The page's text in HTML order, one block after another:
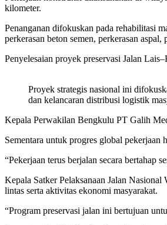
kilometer.
Penanganan difokuskan pada rehabilitasi
perkerasan beton semen, perkerasan
Penyelesaian proyek preservasi Jalan
Proyek strategis nasional ini
dan kelancaran distribusi logistik
Kepala Perwakilan Bengkulu PT Galih
Sementara untuk progres global pekerjaan
“Pekerjaan terus berjalan secara bertahap
Kepala Satker Pelaksanaan Jalan
lintas serta aktivitas ekonomi masyarakat.
“Program preservasi jalan ini bertujuan